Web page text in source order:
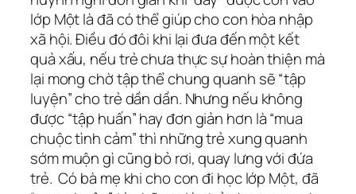
lớp Một là đã có thể giúp cho con hòa nhập
xã hội. Điều đó đôi khi lại đưa đến một kết
quả xấu, nếu trẻ chưa thực sự hoàn thiện mà
lại mong chờ tập thể chung quanh sẽ “tập
luyện” cho trẻ dần dần. Nhưng nếu không
được “tập huấn” hay đơn giản hơn là “mua
chuộc tình cảm” thì những trẻ xung quanh
sớm muộn gì cũng bỏ rơi, quay lưng với đứa
trẻ. Có bà mẹ khi cho con đi học lớp Một, đã